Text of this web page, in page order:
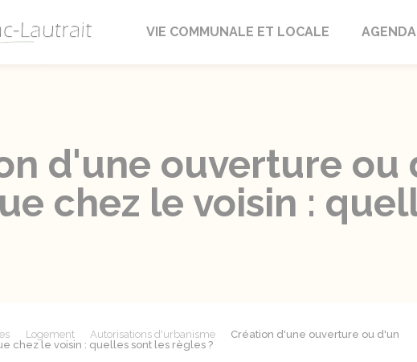
Triac-Lautrait
VIE COMMUNALE ET LOCALE AGENDA
d'une ouverture
chez le voisin :
Logement Autorisations d'urbanisme
Création d'une ouverture ou d'un
chez le voisin : quelles sont les règles ?